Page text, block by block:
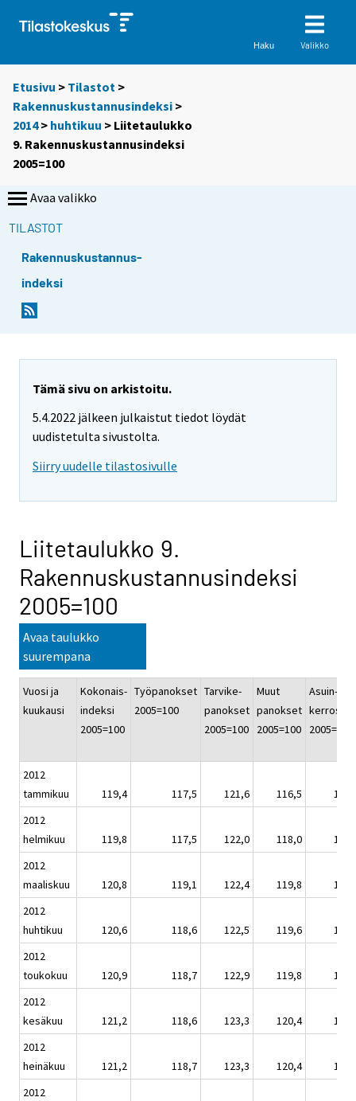
Haku Valikko
Etusivu > Tilastot >
Rakennuskustannusindeksi >
2014> huhtikuu > Liitetaulukko
9. Rakennuskustannusindeksi
2005=100
Avaa valikko
TILASTOT
Rakennuskustannus-
indeksi
Tämä sivu on arkistoitu.
5.4.2022 jälkeen julkaistut tiedot löydät
uudistetulta sivustolta.
Siirry uudelle tilastosivulle
Liitetaulukko 9.
Rakennuskustannusindeksi
2005=100
Avaa taulukko
suurempana
Vuosi ja
kuukausi
Kokonais-
indeksi
2005=100
Työpanokset
2005=100
Tarvike-
panokset
2005=100
Muut
panokset
2005=100
Asuin-
2005=100
2012
tammikuu
119,4 117,5 121,6 116,5
2012
helmikuu
119,8 117,5 122,0 118,0
2012
maaliskuu
120,8 119,1 122,4 119,8
2012
huhtikuu
120,6 118,6 122,5 119,6
2012
toukokuu
120,9 118,7 122,9 119,8
2012
kesäkuu
121,2 118,6 123,3 120,4
2012
heinäkuu
121,2 118,7 123,3 120,4
2012